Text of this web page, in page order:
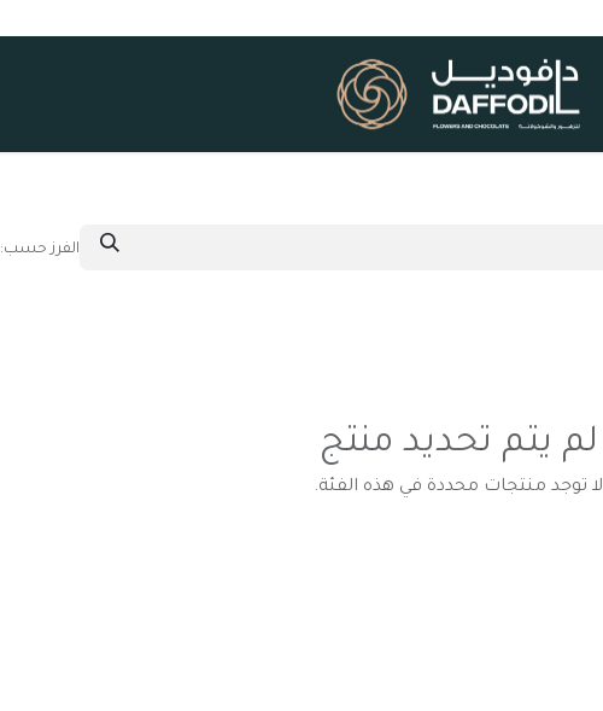
الفرز حسب:
لم يتم تحديد منتج
لا توجد منتجات محددة في هذه الفئة.